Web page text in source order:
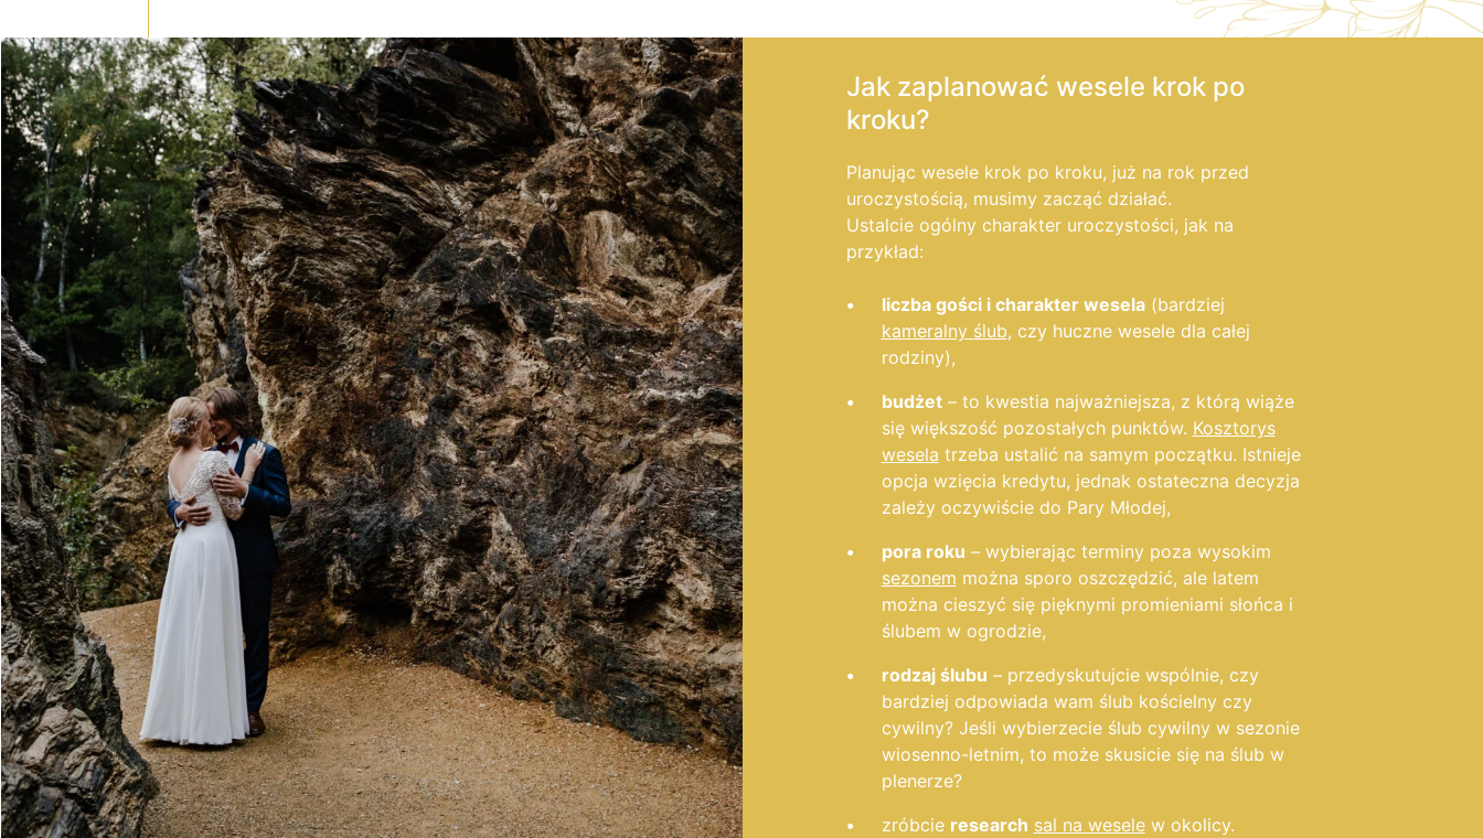
Jak zaplanować wesele krok po
kroku?
Planując wesele krok po kroku, już na rok przed
uroczystością, musimy zacząć działać.
Ustalcie ogólny charakter uroczystości, jak na
przykład:
liczba gości i charakter wesela(bardziej
kameralny ślub, czy huczne wesele dla całej
rodziny),
budżet– to kwestia najważniejsza, z którą wiąże
się większość pozostałych punktów. Kosztorys
wesela trzeba ustalić na samym początku. Istnieje
opcja wzięcia kredytu, jednak ostateczna decyzja
zależy oczywiście do Pary Młodej,
pora roku – wybierając terminy poza wysokim
sezonem można sporo oszczędzić, ale latem
można cieszyć się pięknymi promieniami słońca i
ślubem w ogrodzie,
rodzaj ślubu – przedyskutujcie wspólnie, czy
bardziej odpowiada wam ślub kościelny czy
cywilny? Jeśli wybierzecie ślub cywilny w sezonie
wiosenno-letnim, to może skusicie się na ślub w
plenerze?
zróbcie research sal na weselew okolicy.